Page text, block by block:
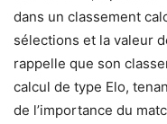
dans un classement
sélections et la valeur
rappelle que son
calcul de type Elo,
de l’importance du